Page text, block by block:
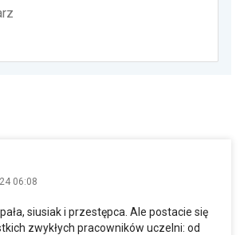
06:08
siusiak i przestępca. Ale postacie się
zwykłych pracowników uczelni: od